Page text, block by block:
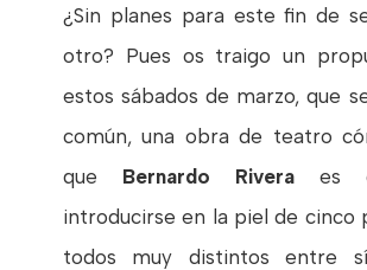
¿Sin planes para este fin de
otro? Pues os traigo un
estos sábados de marzo, que
común, una obra de teatro
que Bernardo Riveraes
introducirse en la piel de cinco
todos muy distintos entre